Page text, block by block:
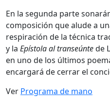
En la segunda parte
composición que alude a
respiración de la técnica
y la Epístola al transeúntede
en uno de los últimos
encargará de cerrar el
Ver Programa de mano